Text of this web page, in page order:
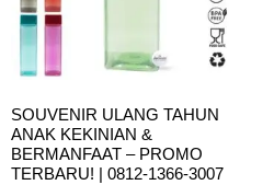
SOUVENIR ULANG TAHUN
ANAK KEKINIAN &
BERMANFAAT – PROMO
TERBARU! | 0812-1366-3007